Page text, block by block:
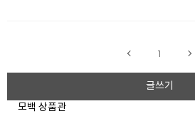
1
글쓰기
모백 상품관